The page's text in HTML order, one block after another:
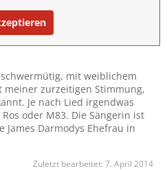
mit weiblichem
meiner zurzeitigen Stimmung,
Je nach Lied irgendwas
oder M83. Die Sängerin ist
James Darmodys Ehefrau in
Zuletzt bearbeitet: 7. April 2014